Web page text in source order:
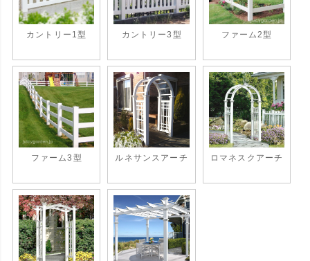
カントリー1型 カントリー3型 ファーム2型
ファーム3型 ルネサンスアーチ ロマネスクアーチ